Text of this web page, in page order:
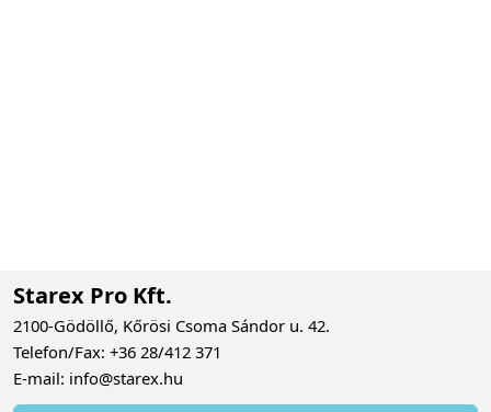
Starex Pro Kft.
2100-Gödöllő, Kőrösi Csoma Sándor u. 42.
Telefon/Fax: +36 28/412 371
E-mail: info@starex.hu